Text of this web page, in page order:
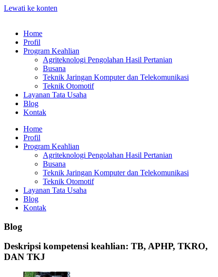
Lewati ke konten
Home
Profil
Program Keahlian
Agriteknologi Pengolahan Hasil Pertanian
Busana
Teknik Jaringan Komputer dan Telekomunikasi
Teknik Otomotif
Layanan Tata Usaha
Blog
Kontak
Home
Profil
Program Keahlian
Agriteknologi Pengolahan Hasil Pertanian
Busana
Teknik Jaringan Komputer dan Telekomunikasi
Teknik Otomotif
Layanan Tata Usaha
Blog
Kontak
Blog
Deskripsi kompetensi keahlian: TB, APHP, TKRO,
DAN TKJ